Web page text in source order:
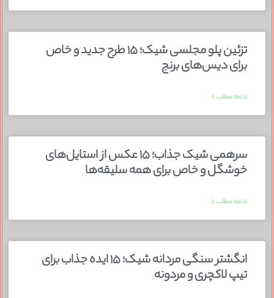
تزئین پلو مجلسی شیک؛ ۱۵ طرح جدید و خاص
برای دیس‌های برنج
ادامه مطلب »
سرهمی شیک جذاب؛ ۱۵ عکس از استایل‌های
خوشگل و خاص برای همه سلیقه‌ها
ادامه مطلب »
انگشتر سنگی مردانه شیک؛ ۱۵ ایده جذاب برای
تیپ لاکچری و مردونه